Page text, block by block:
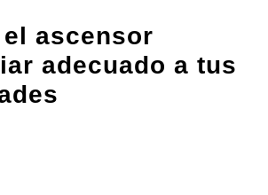
ascensor
adecuado a tus